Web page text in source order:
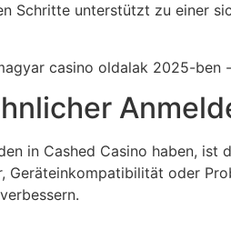
Schritte unterstützt zu einer
in Cashed Casino haben,
Geräteinkompatibilität oder